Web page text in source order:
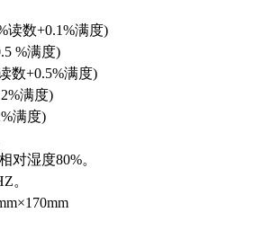
读数+0.1%满度)
%满度)
数+0.5%满度)
满度)
满度)
对湿度80%。
。